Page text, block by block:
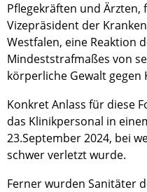
Pflegekräften und Ärzten,
Vizepräsident der
Westfalen, eine Reaktion
Mindeststrafmaßes von
körperliche Gewalt gegen
Konkret Anlass für diese
das Klinikpersonal in
23.September 2024, bei
schwer verletzt wurde.
Ferner wurden Sanitäter